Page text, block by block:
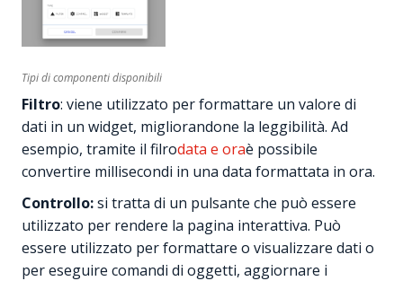
Tipi di componenti disponibili
Filtro: viene utilizzato per formattare un valore di
dati in un widget, migliorandone la leggibilità. Ad
esempio, tramite il filrodata e oraè possibile
convertire millisecondi in una data formattata in ora.
Controllo:si tratta di un pulsante che può essere
utilizzato per rendere la pagina interattiva. Può
essere utilizzato per formattare o visualizzare dati o
per eseguire comandi di oggetti, aggiornare i